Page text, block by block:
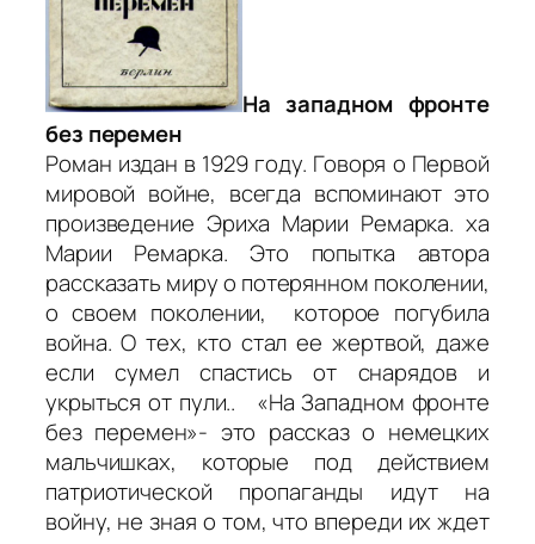
На западном фронте
без перемен
Роман издан в 1929 году. Говоря о Первой
мировой войне, всегда вспоминают это
произведение Эриха Марии Ремарка. ха
Марии Ремарка. Это попытка автора
рассказать миру о потерянном поколении,
о своем поколении, которое погубила
война. О тех, кто стал ее жертвой, даже
если сумел спастись от снарядов и
укрыться от пули.. «На Западном фронте
без перемен»- это рассказ о немецких
мальчишках, которые под действием
патриотической пропаганды идут на
войну, не зная о том, что впереди их ждет